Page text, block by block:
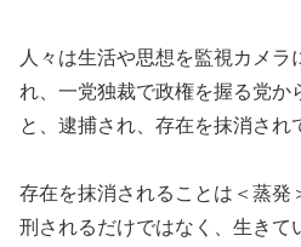
人々は生活や思想を監視カメラ
れ、一党独裁で政権を握る党か
と、逮捕され、存在を抹消され
存在を抹消されることは＜蒸発
刑されるだけではなく、生きて